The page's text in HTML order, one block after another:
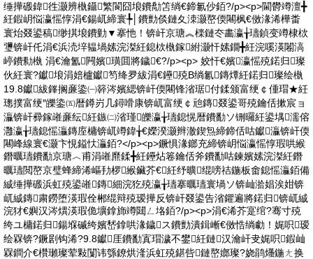
缍撶磤鍏徃灏辨槸鑷繁閬囧埌鐨勪笘绱€鍗氱仯銆?/p><p>閫欎竴澶╋
紝鍜岄悩瀛愮惇涓€鍚屼締寰╄│鐨勯倓鏈夊洓灏嶅偄闀枫€傚湪浠樺畨
寰炲叕鍙稿缈掑埌鐨勭▼搴忚！锛屽京瑭︽檪鏈冭畵瀛╁瓙鍞变竴棣栨
瓕锛屽仛涓€浜涜垶韫堝嫊浣滐紝鎴栨槸鎵紨灏忓嫊鐗╋紝浣嗘渶闂滈
嵉鐨勬槸 涓€瀹氳闁嬪璜囬將鐬€?/p><p> 姣忓€嬪瀛愮殑鍩归璨
伙紝寰?钀埌涓婄櫨钀笉绛夛紱涓€鑸殑B绱氱鏄燂紝鍩归璨绘槸
19.8钀紱鎽搁亷鍌㈠簳涔嬪緦锛屽偄闀锋渻琚付鍒颁富绠￠偅瑁★紝
璁撲富绠″皪鍌㈤暦鐏岃几鐞嗗康锛屼富绠￠兘鏄叕鍙哥殑鑰佸摗宸ョ
灜锛屽彛鎵嶉亷纭紝鏃㈡渻瑾皪瀛╁瓙鎴愰暦鐨勫ソ铏曪紝鍙堣濡傛
灉瀛╁瓙鎴愮灜鏄庢槦锛屼竴鍏╁€嬫湀灏辫澈鍥炰締鍗佸咕钀灜锛屽偄
闀峰線寰€灏卞悓鎰忕灜銆?</p><p>鐝惧湪鎯充締锛岄悩瀛愮惇瑕哄緱
鐕曞瓙鐨勫京瑭︿甫涓嶉爢鍒╋紝鑸炶箞鑰佸斧鐨勫咕鍊嬪嫊浣滐紝鐕
曞瓙閲嶅京璧蜂締浠嶇劧椤緱鑶芥€紝纾曠绲嗙祮鍦板畬鎴愮灜銆備
絾缍撶磤浜虹殑鍙嶉鏄細浣犵殑瀛╁瓙搴曞瓙寰堝ソ锛屾湁娼涘姏锛
屼絾鏄粛鐒堕渶瑕佺郴绲辩殑瑷撶反锛屽叕鍙告渻鑺遍將鍩归锛屼絾
浣犲€嬩汉涔熼渶瑕佹壙鎿斾竴閮ㄥ垎銆?/p><p>涓€浠芥寔绾?骞寸殑
绔ユ槦鍩归鍚堢磩绔嬪嵆鎿哄湪鐬ス鐨勯潰鍓嶃€傚悎绱勮！娓呮瑷
绘槑锛?鐝剧钩浠?9.8钀厓鐨勫寘瑁濊不鐢紝鏈汉瀹屽叏娓呮鍜屾
槑鐧介€欑瓎璨荤敤闅讳綔鐐烘湰浜虹殑鍖呰鏈嶅嫏璨?娆鹃爡鍦ㄤ换